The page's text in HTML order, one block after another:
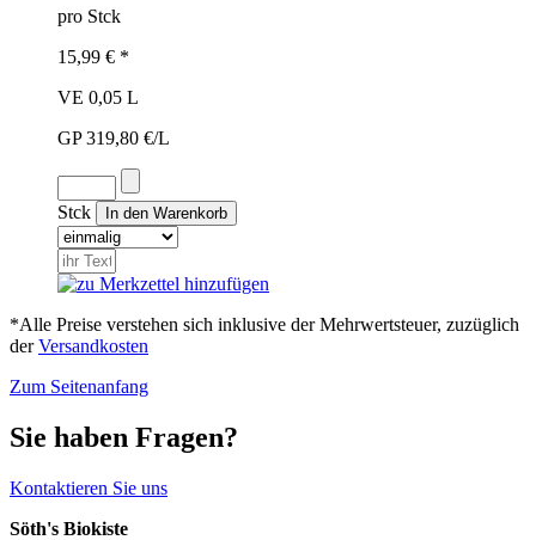
pro Stck
15,99 € *
VE 0,05 L
GP 319,80 €/L
Stck
*Alle Preise verstehen sich inklusive der Mehrwertsteuer, zuzüglich
derVersandkosten
Zum Seitenanfang
Sie haben Fragen?
Kontaktieren Sie uns
Söth's Biokiste